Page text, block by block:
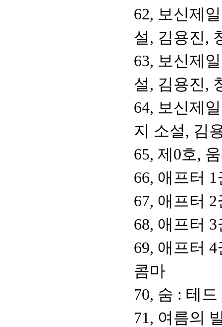
62, 보신제
설, 김용진,
63, 보신제
설, 김용진,
64, 보신제
지 소설, 김
65, 제0호,
66, 애프터
67, 애프터
68, 애프터
69, 애프터
콤마
70, 숨 : 테
71, 여름의